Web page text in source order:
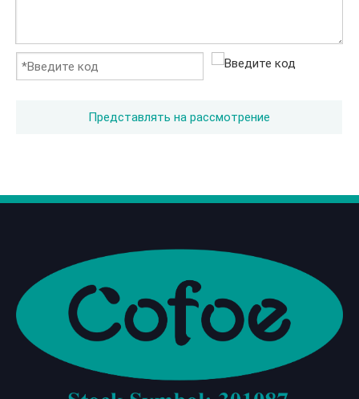
Представлять на рассмотрение